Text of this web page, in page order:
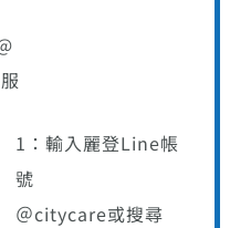
1：輸入麗登Line帳
號
＠citycare或搜尋